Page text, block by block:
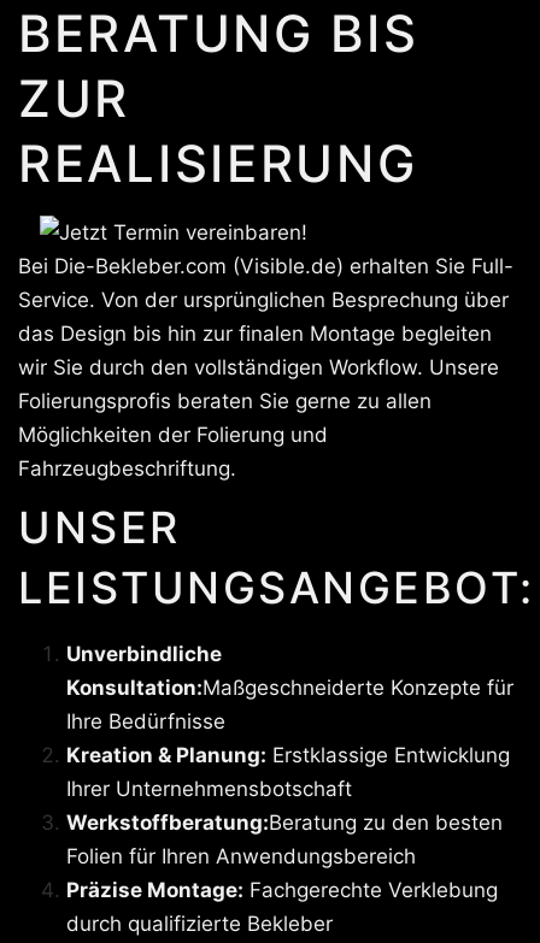
BERATUNG BIS
ZUR
REALISIERUNG
Bei Die-Bekleber.com (Visible.de) erhalten Sie Full-
Service. Von der ursprünglichen Besprechung über
das Design bis hin zur finalen Montage begleiten
wir Sie durch den vollständigen Workflow. Unsere
Folierungsprofis beraten Sie gerne zu allen
Möglichkeiten der Folierung und
Fahrzeugbeschriftung.
UNSER
LEISTUNGSANGEBOT:
Unverbindliche
Konsultation:Maßgeschneiderte Konzepte für
Ihre Bedürfnisse
Kreation & Planung: Erstklassige Entwicklung
Ihrer Unternehmensbotschaft
Werkstoffberatung:Beratung zu den besten
Folien für Ihren Anwendungsbereich
Präzise Montage: Fachgerechte Verklebung
durch qualifizierte Bekleber